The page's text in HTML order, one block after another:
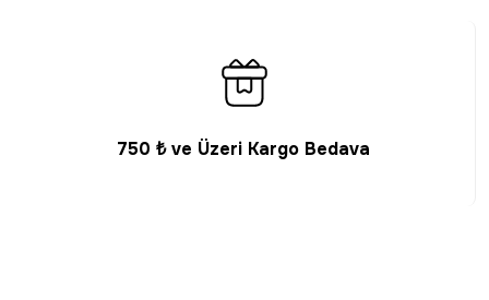
750 ₺ ve Üzeri Kargo Bedava